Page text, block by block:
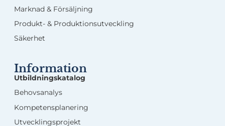
Marknad & Försäljning
Produkt- & Produktionsutveckling
Säkerhet
Information
Utbildningskatalog
Behovsanalys
Kompetensplanering
Utvecklingsprojekt